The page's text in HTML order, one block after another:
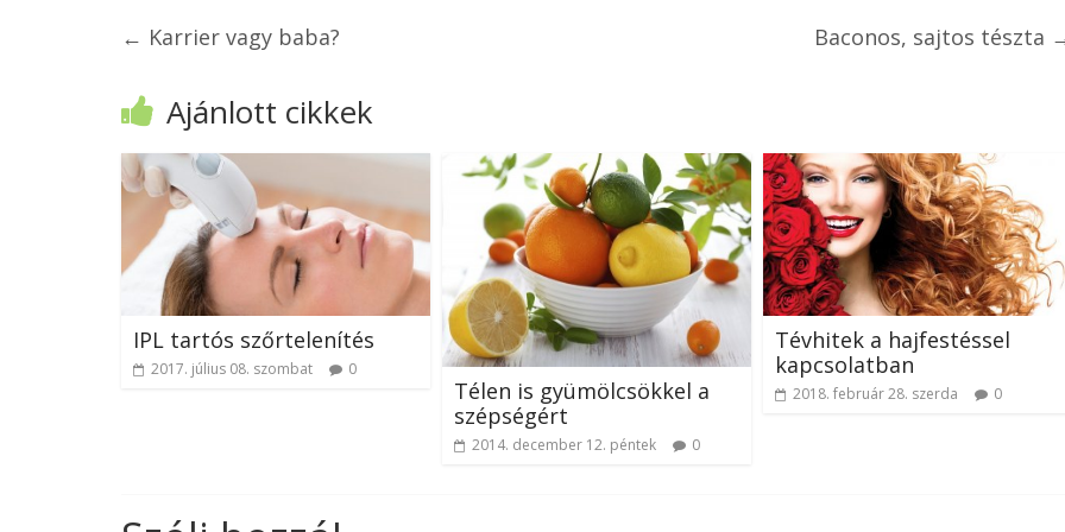
← Karrier vagy baba? Baconos, sajtos tészta
Ajánlott cikkek
IPL tartós szőrtelenítés
2017. július 08. szombat 0
Télen is gyümölcsökkel a
szépségért
2014. december 12. péntek 0
Tévhitek a hajfestéssel
kapcsolatban
2018. február 28. szerda 0